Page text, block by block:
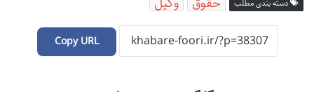
دسته بندی مطلب
Copy URL